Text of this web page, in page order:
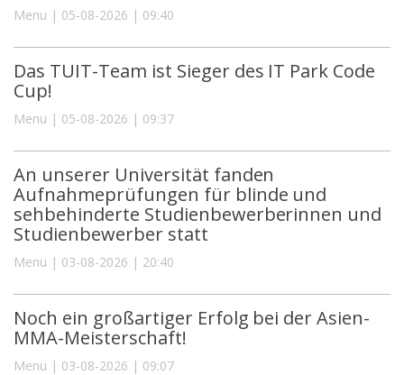
Menu | 05-08-2026 | 09:40
Das TUIT-Team ist Sieger des IT Park Code
Cup!
Menu | 05-08-2026 | 09:37
An unserer Universität fanden
Aufnahmeprüfungen für blinde und
sehbehinderte Studienbewerberinnen und
Studienbewerber statt
Menu | 03-08-2026 | 20:40
Noch ein großartiger Erfolg bei der Asien-
MMA-Meisterschaft!
Menu | 03-08-2026 | 09:07